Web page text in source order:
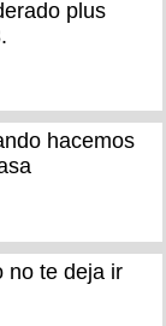
plus
hacemos
no te deja ir